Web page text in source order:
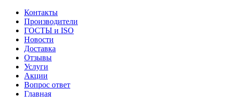
Контакты
Производители
ГОСТЫ и ISO
Новости
Доставка
Отзывы
Услуги
Акции
Вопрос ответ
Главная